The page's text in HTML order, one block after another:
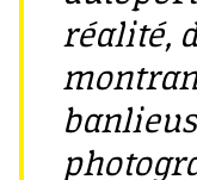
réalité,